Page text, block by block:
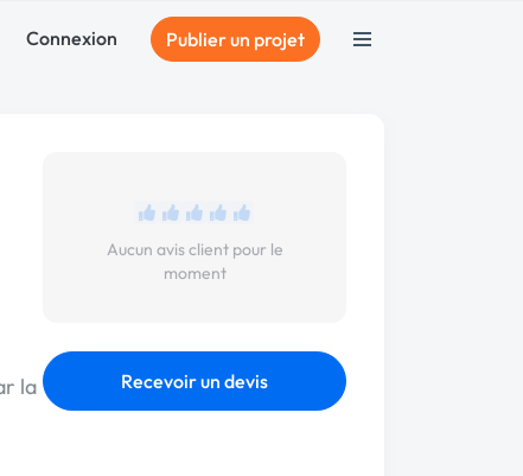
Connexion Publier un projet
la
Aucun avis client pour le
moment
Recevoir un devis